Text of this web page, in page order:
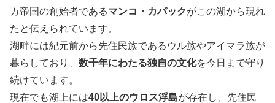
カ帝国の創始者であるマンコ・カパックがこの湖から現れ
たと伝えられています。
湖畔には紀元前から先住民族であるウル族やアイマラ族が
暮らしており、 数千年にわたる独自の文化を今日まで守り
続けています。
現在でも湖上には40以上のウロス浮島が存在し、先住民